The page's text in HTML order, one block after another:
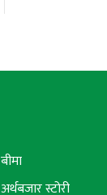
बीमा
अर्थबजार स्टोरी